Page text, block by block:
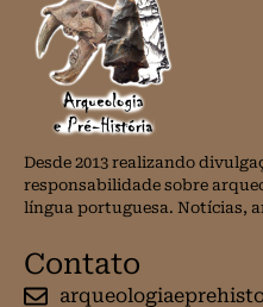
Desde 2013 realizando
responsabilidade sobre
língua portuguesa. Notícias,
Contato